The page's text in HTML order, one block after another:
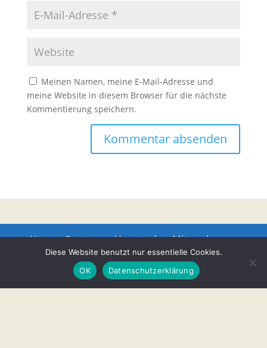
Meinen Namen, meine E-Mail-Adresse und
meine Website in diesem Browser für die nächste
Kommentierung speichern.
Unsere Partner Vorstand
Mitmachen
Datenschutz
Impressum
Diese Website benutzt nur essentielle Cookies.
OK
Datenschutzerklärung